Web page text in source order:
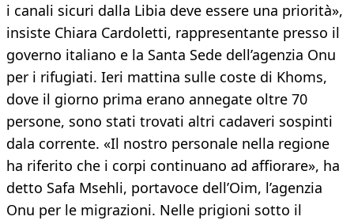
i canali sicuri dalla Libia deve essere una priorità»,
insiste Chiara Cardoletti, rappresentante presso il
governo italiano e la Santa Sede dell’agenzia Onu
per i rifugiati. Ieri mattina sulle coste di Khoms,
dove il giorno prima erano annegate oltre 70
persone, sono stati trovati altri cadaveri sospinti
dala corrente. «Il nostro personale nella regione
ha riferito che i corpi continuano ad affiorare», ha
detto Safa Msehli, portavoce dell’Oim, l’agenzia
Onu per le migrazioni. Nelle prigioni sotto il